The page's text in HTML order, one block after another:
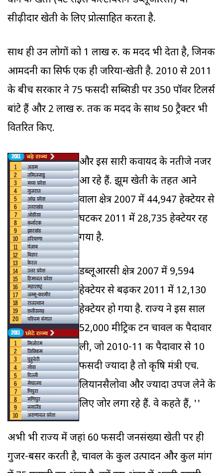
सीढ़ीदार खेती के लिए प्रोत्साहित करता है.
साथ ही उन लोगों को 1 लाख रु. की मदद भी देता है, जिनकी
आमदनी का सिर्फ एक ही जरिया-खेती है. 2010 से 2011
के बीच सरकार ने 75 फीसदी सब्सिडी पर 350 पॉवर टिलर्स
बांटे हैं और 2 लाख रु. तक की मदद के साथ 50 ट्रैक्टर भी
वितरित किए.
और इस सारी कवायद के नतीजे नजर
आ रहे हैं. झूम खेती के तहत आने
वाला क्षेत्र 2007 में 44,947 हेक्टेयर से
घटकर 2011 में 28,735 हेक्टेयर रह
गया है.
डब्लूआरसी क्षेत्र 2007 में 9,594
हेक्टेयर से बढ़कर 2011 में 12,130
हेक्टेयर हो गया है. राज्‍य ने इस साल
52,000 मीट्रिक टन चावल की पैदावार
ली, जो 2010-11 की पैदावार से 10
फीसदी ज्‍यादा है तो कृषि मंत्री एच.
लियानसैलोवा और ज्‍यादा उपज लेने के
लिए जोर लगा रहे हैं. वे कहते हैं, ''
अभी भी राज्‍य में जहां 60 फीसदी जनसंख्या खेती पर ही
गुजर-बसर करती है, चावल के कुल उत्पादन और कुल मांग